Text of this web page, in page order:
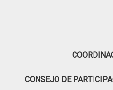
CONSEJO DE